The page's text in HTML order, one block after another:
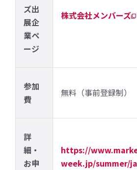
ズ出
展企
業ペ
ージ
株式会社メンバーズ
参加
費
無料（事前登録制）
詳
細・
お申
https://
week.jp/summer/